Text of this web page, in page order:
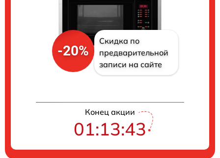
-20%
Скидка по
предварительной
записи на сайте
Конец акции
01:13:42